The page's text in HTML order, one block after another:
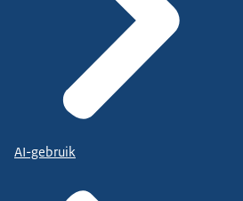
AI-gebruik